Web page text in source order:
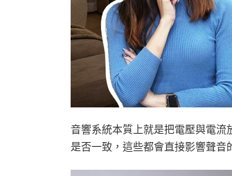
音響系統本質上就是把電壓與電
是否一致，這些都會直接影響聲音